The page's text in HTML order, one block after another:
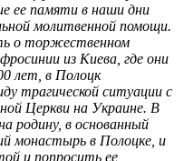
ее памяти в наши дни
молитвенной помощи.
о торжественном
из Киева, где они
лет, в Полоцк
трагической ситуации с
Церкви на Украине. В
родину, в основанный
монастырь в Полоцке, и
и попросить ее